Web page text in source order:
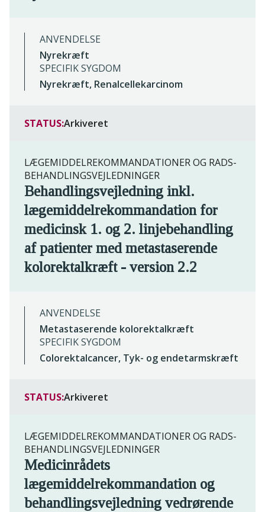
ANVENDELSE
Nyrekræft
SPECIFIK SYGDOM
Nyrekræft, Renalcellekarcinom
STATUS:Arkiveret
LÆGEMIDDELREKOMMANDATIONER OG RADS-
BEHANDLINGSVEJLEDNINGER
Behandlingsvejledning inkl.
lægemiddelrekommandation for
medicinsk 1. og 2. linjebehandling
af patienter med metastaserende
kolorektalkræft - version 2.2
ANVENDELSE
Metastaserende kolorektalkræft
SPECIFIK SYGDOM
Colorektalcancer, Tyk- og endetarmskræft
STATUS:Arkiveret
LÆGEMIDDELREKOMMANDATIONER OG RADS-
BEHANDLINGSVEJLEDNINGER
Medicinrådets
lægemiddelrekommandation og
behandlingsvejledning vedrørende